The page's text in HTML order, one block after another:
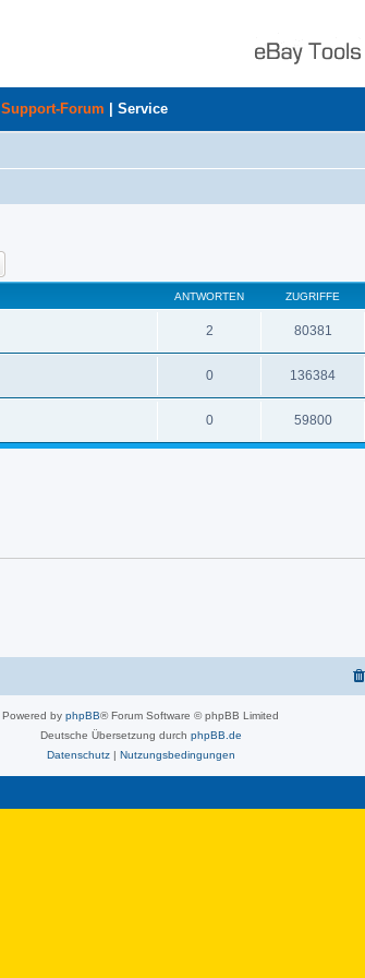
Support-Forum Service
ANTWORTEN ZUGRIFFE
2 80381
0 136384
0 59800
Powered by phpBB® Forum Software © phpBB Limited
Deutsche Übersetzung durch phpBB.de
Datenschutz| Nutzungsbedingungen